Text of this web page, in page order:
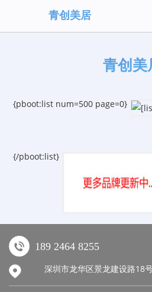
青创美居
青创美
{pboot:list num=500 page=0}
{/pboot:list}
189 2464 8255
深圳市龙华区景龙建设路18